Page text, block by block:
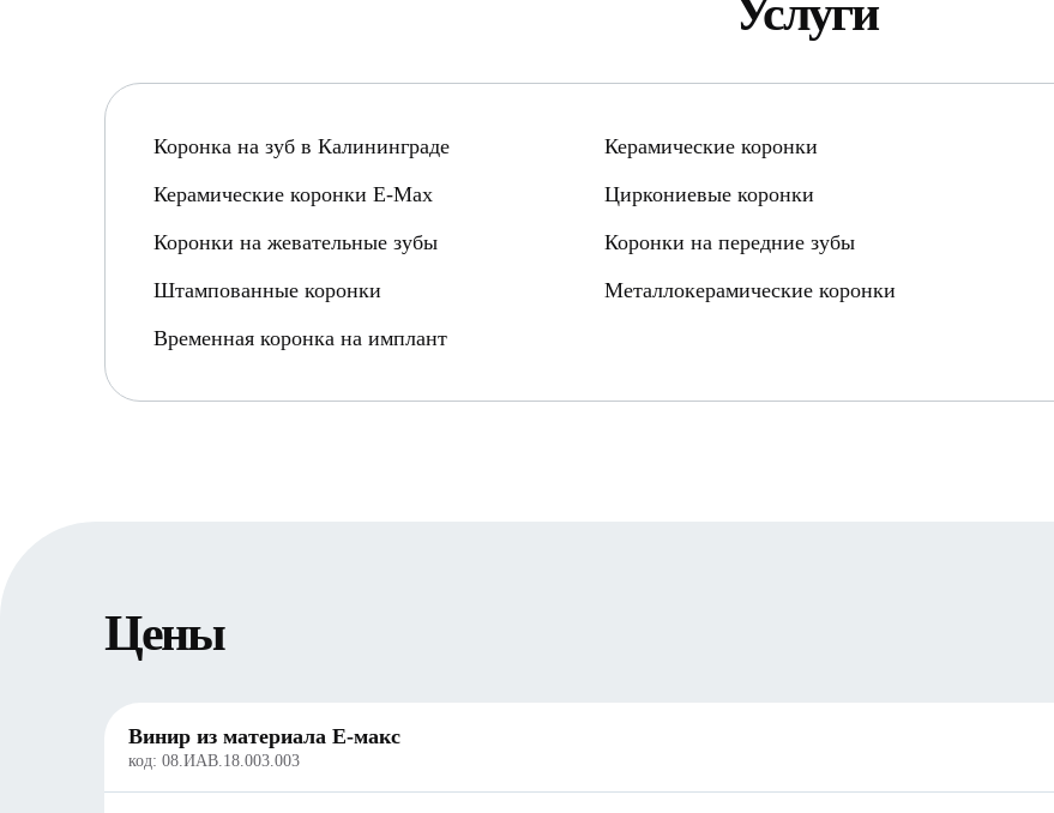
Услуги
Коронка на зуб в Калининграде Керамические коронки
Керамические коронки E-Max
Циркониевые коронки
Коронки на жевательные зубы
Коронки на передние зубы
Штампованные коронки
Металлокерамические коронки
Временная коронка на имплант
Цены
Винир из материала Е-макс
код: 08.ИАВ.18.003.003